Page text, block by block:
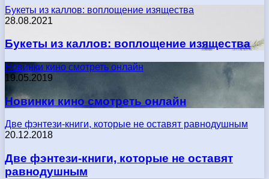
Букеты из каллов: воплощение изящества
28.08.2021
Букеты из каллов: воплощение изящества
Новинки кино смотреть онлайн
19.05.2019
Новинки кино смотреть онлайн
Две фэнтези-книги, которые не оставят равнодушным
20.12.2018
Две фэнтези-книги, которые не оставят
равнодушным